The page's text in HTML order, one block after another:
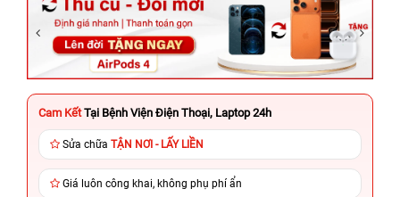
Cam Kết Tại Bệnh Viện Điện Thoại, Laptop 24h
Sửa chữa TẬN NƠI - LẤY LIỀN
Giá luôn công khai, không phụ phí ẩn